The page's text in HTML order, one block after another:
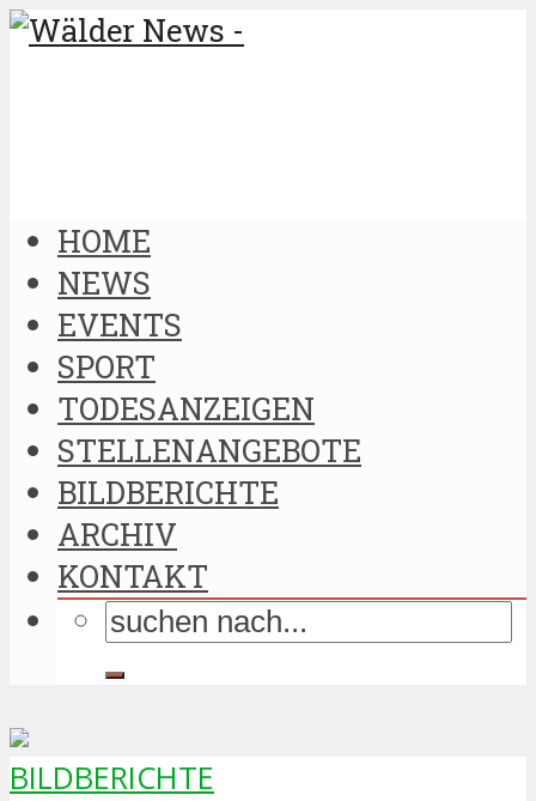
HOME
NEWS
EVENTS
SPORT
TODESANZEIGEN
STELLENANGEBOTE
BILDBERICHTE
ARCHIV
KONTAKT
BILDBERICHTE